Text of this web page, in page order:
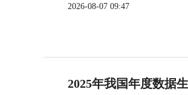
2026-08-07 09:47
2025年我国年度数据